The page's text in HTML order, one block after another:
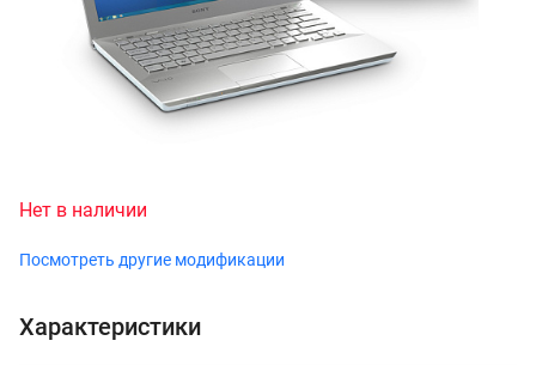
Нет в наличии
Посмотреть другие модификации
Характеристики